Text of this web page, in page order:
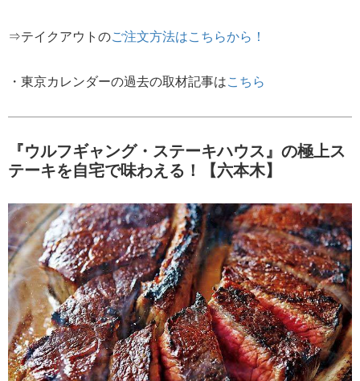
⇒テイクアウトのご注文方法はこちらから！
・東京カレンダーの過去の取材記事はこちら
『ウルフギャング・ステーキハウス』の極上ス
テーキを自宅で味わえる！【六本木】